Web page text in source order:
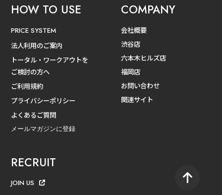
HOW TO USE
PRICE SYSTEM
法人利用のご案内
トータル・ワークアウトを
ご検討の方へ
ご利用規約
プライバシーポリシー
よくあるご質問
メールマガジンに登録
COMPANY
会社概要
渋谷店
六本木ヒルズ店
福岡店
お問い合わせ
関連サイト
RECRUIT
JOIN US